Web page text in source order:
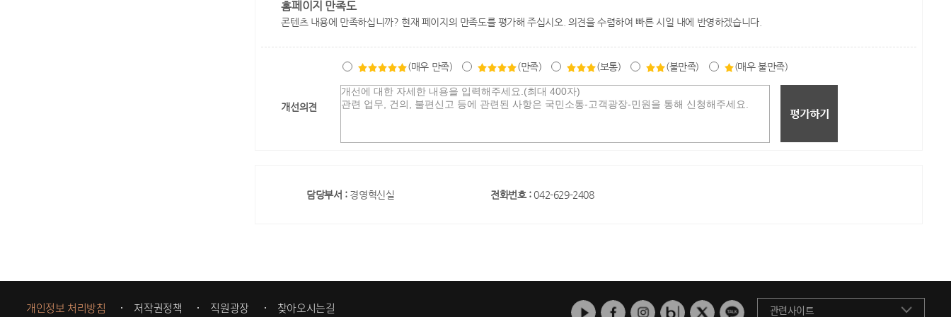
홈페이지 만족도
콘텐츠 내용에 만족하십니까? 현재 페이지의 만족도를 평가해 주십시오. 의견을 수렴하여 빠른 시일 내에 반영하겠습니다.
(매우 만족) (만족) (보통) (불만족) (매우 불만족)
개선의견
담당부서 : 경영혁신실 전화번호 : 042-629-2408
개인정보 처리방침 저작권정책 직원광장 찾아오시는길 관련사이트